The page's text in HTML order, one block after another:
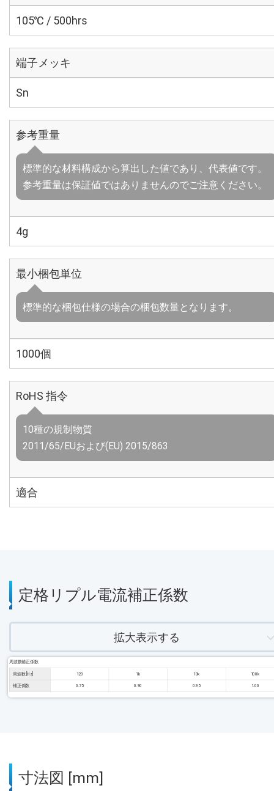
105℃ / 500hrs
端子メッキ
Sn
参考重量
標準的な材料構成から算出した値であり、代表値です。
参考重量は保証値ではありませんのでご注意ください。
4g
最小梱包単位
標準的な梱包仕様の場合の梱包数量となります。
1000個
RoHS 指令
10種の規制物質
2011/65/EUおよび(EU) 2015/863
適合
定格リプル電流補正係数
拡大表示する
周波数補正係数
周波数 [Hz] 120 1k 10k 100k
補正係数 0.75 0.90 0.95 1.00
寸法図 [mm]